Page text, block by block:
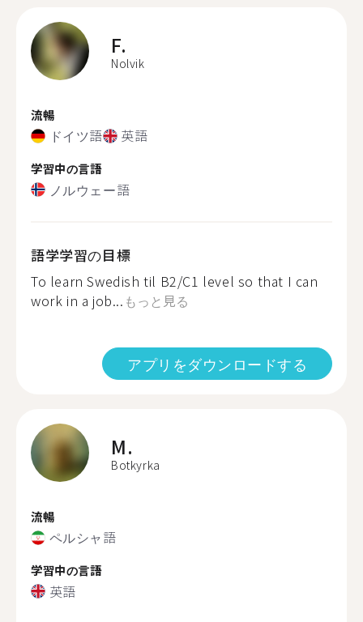
F.
Nolvik
流暢
ドイツ語 英語
学習中の言語
ノルウェー語
語学学習の目標
To learn Swedish til B2/C1 level so that I can
work in a job... もっと見る
アプリをダウンロードする
M.
Botkyrka
流暢
ペルシャ語
学習中の言語
英語